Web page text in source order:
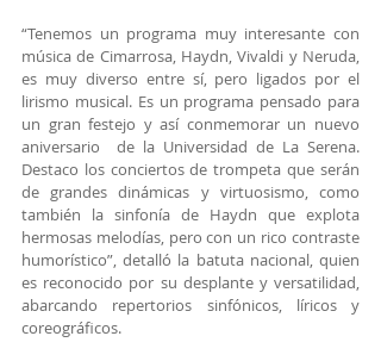
“Tenemos un programa muy interesante con
música de Cimarrosa, Haydn, Vivaldi y Neruda,
es muy diverso entre sí, pero ligados por el
lirismo musical. Es un programa pensado para
un gran festejo y así conmemorar un nuevo
aniversario  de la Universidad de La Serena.
Destaco los conciertos de trompeta que serán
de grandes dinámicas y virtuosismo, como
también la sinfonía de Haydn que explota
hermosas melodías, pero con un rico contraste
humorístico”, detalló la batuta nacional, quien
es reconocido por su desplante y versatilidad,
abarcando repertorios sinfónicos, líricos y
coreográficos.